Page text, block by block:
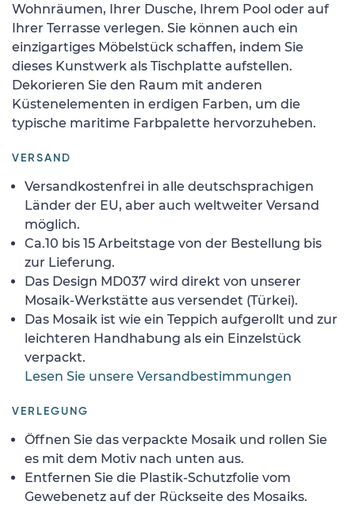
Wohnräumen, Ihrer Dusche, Ihrem Pool oder auf
Ihrer Terrasse verlegen. Sie können auch ein
einzigartiges Möbelstück schaffen, indem Sie
dieses Kunstwerk als Tischplatte aufstellen.
Dekorieren Sie den Raum mit anderen
Küstenelementen in erdigen Farben, um die
typische maritime Farbpalette hervorzuheben.
VERSAND
Versandkostenfrei in alle deutschsprachigen
Länder der EU, aber auch weltweiter Versand
möglich.
Ca.10 bis 15 Arbeitstage von der Bestellung bis
zur Lieferung.
Das Design MD037 wird direkt von unserer
Mosaik-Werkstätte aus versendet (Türkei).
Das Mosaik ist wie ein Teppich aufgerollt und zur
leichteren Handhabung als ein Einzelstück
verpackt.
Lesen Sie unsere Versandbestimmungen
VERLEGUNG
Öffnen Sie das verpackte Mosaik und rollen Sie
es mit dem Motiv nach unten aus.
Entfernen Sie die Plastik-Schutzfolie vom
Gewebenetz auf der Rückseite des Mosaiks.